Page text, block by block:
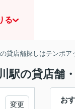
る
貸店舗探しはテンポア
駅の貸店舗
お
変更